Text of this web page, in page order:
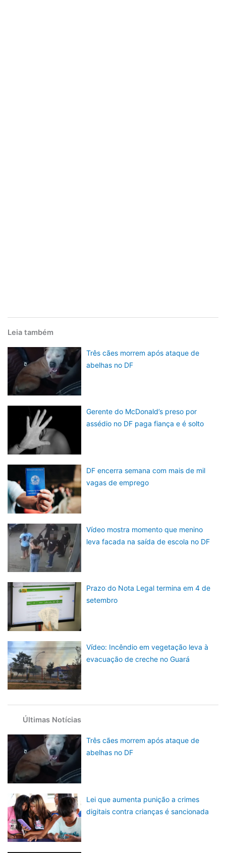
Leia também
Três cães morrem após ataque de
abelhas no DF
Gerente do McDonald’s preso por
assédio no DF paga fiança e é solto
DF encerra semana com mais de mil
vagas de emprego
Vídeo mostra momento que menino
leva facada na saída de escola no DF
Prazo do Nota Legal termina em 4 de
setembro
Vídeo: Incêndio em vegetação leva à
evacuação de creche no Guará
Últimas Notícias
Três cães morrem após ataque de
abelhas no DF
Lei que aumenta punição a crimes
digitais contra crianças é sancionada